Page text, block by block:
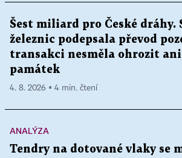
Šest miliard pro České dráhy.
železnic podepsala převod
transakci nesměla ohrozit
památek
4. 8. 2026 ▪ 4 min. čtení
ANALÝZA
Tendry na dotované vlaky se